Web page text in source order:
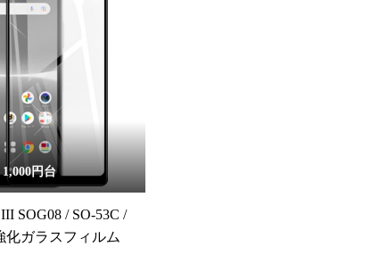
1,000円台
SOG08 / SO-53C /
化ガラスフィルム